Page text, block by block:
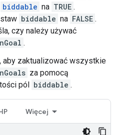
biddable na TRUE .
biddable na FALSE .
czy należy używać
.
aby zaktualizować wszystkie
za pomocą
pól biddable .
Więcej